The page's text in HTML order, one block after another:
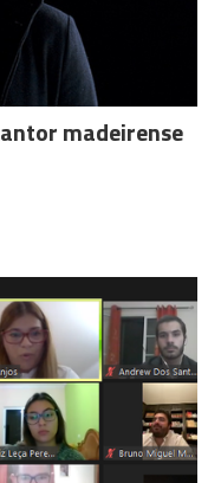
madeirense